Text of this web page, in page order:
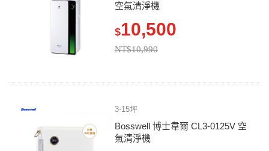
空氣清淨機
$10,500
NT$10,990
3-15坪
Bosswell 博士韋爾 CL3-0125V 空
氣清淨機